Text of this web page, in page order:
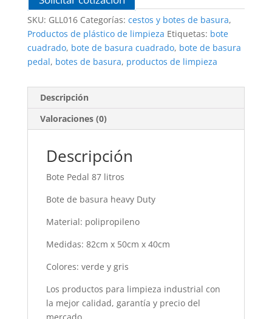
SKU: GLL016 Categorías: cestos y botes de basura,
Productos de plástico de limpieza Etiquetas: bote
cuadrado, bote de basura cuadrado, bote de basura
pedal, botes de basura, productos de limpieza
Descripción
Valoraciones (0)
Descripción
Bote Pedal 87 litros
Bote de basura heavy Duty
Material: polipropileno
Medidas: 82cm x 50cm x 40cm
Colores: verde y gris
Los productos para limpieza industrial con
la mejor calidad, garantía y precio del